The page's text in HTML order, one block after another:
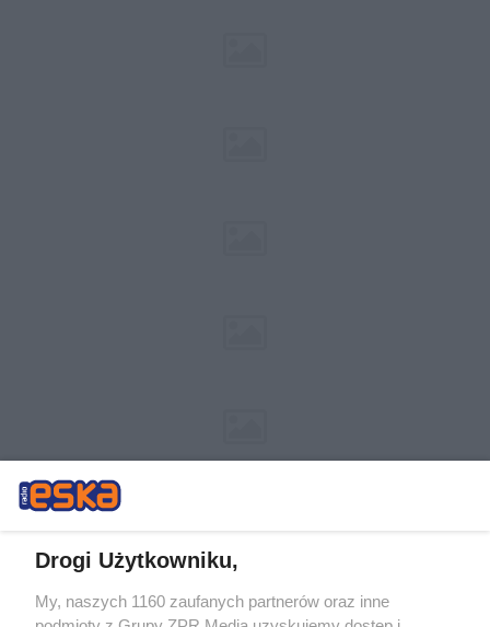
Żaden utwór zamieszczony w serwisie nie może być powielany i
Drogi Użytkowniku,
My, naszych 1160 zaufanych partnerów oraz inne